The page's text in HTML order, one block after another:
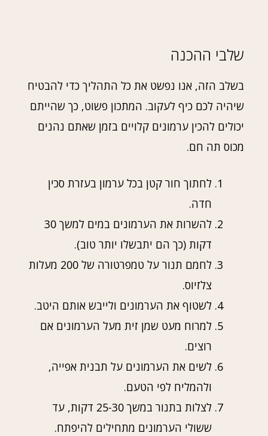
שלבי ההכנה
בשלב הזה, אנו נפשט את כל התהליך כדי להבטיח
שיהיה לכם כיף לעקוב. המתכון פשוט, כך שהייתם
יכולים להכין ערמונים קלויים בזמן שאתם נהנים
מכוס תה חם.
לחתוך חור קטן בכל ערמון בעזרת סכין
חדה.
להשרות את הערמונים במים למשך 30
דקות (כך הם יתבשלו יותר טוב).
לחמם תנור על טמפרטורה של 200 מעלות
צלזיוס.
לשטוף את הערמונים ולייבש אותם היטב.
למרוח מעט שמן זית מעל הערמונים אם
רוצים.
לשים את הערמונים על תבנית אפייה,
ולהמליח לפי הטעם.
לצלות בתנור במשך 25-30 דקות, עד
ששולי הערמונים מתחילים להיפתח.